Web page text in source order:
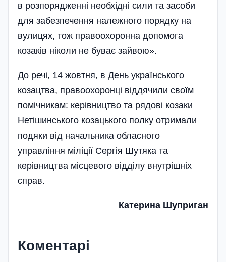
в розпорядженні необхідні сили та засоби
для забезпечення належного порядку на
вулицях, тож правоохоронна допомога
козаків ніколи не буває зайвою».
До речі, 14 жовтня, в День українського
козацтва, правоохоронці від­дячили своїм
помічникам: керівництво та рядові козаки
Нетішинського козацького полку отримали
подяки від начальника обласного
управління міліції Сергія Шутяка та
керівництва місцевого відділу внутрішніх
справ.
Катерина Шуприган
Коментарі